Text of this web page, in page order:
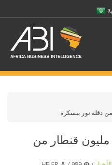
الجزائر: إنتاج 2.4 مليون قنطار من